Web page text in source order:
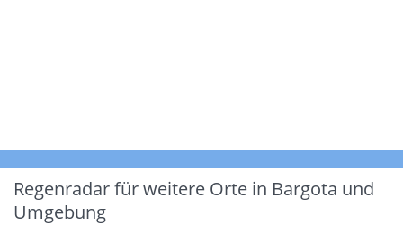
Regenradar für weitere Orte in Bargota und
Umgebung